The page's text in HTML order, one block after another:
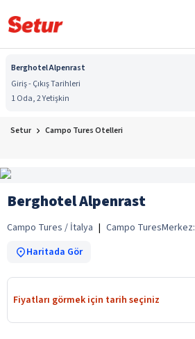
Berghotel Alpenrast
Giriş - Çıkış Tarihleri
1 Oda, 2 Yetişkin
Setur Campo Tures Otelleri
Berghotel Alpenrast
Campo Tures / İtalya | Campo TuresMerkez:
Haritada Gör
Fiyatları görmek için tarih seçiniz